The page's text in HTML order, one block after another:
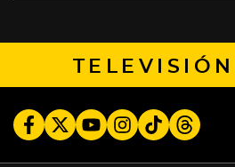
TELEVISIÓN
FacebookTwitterYoutubeInstagram
TikTokThreads